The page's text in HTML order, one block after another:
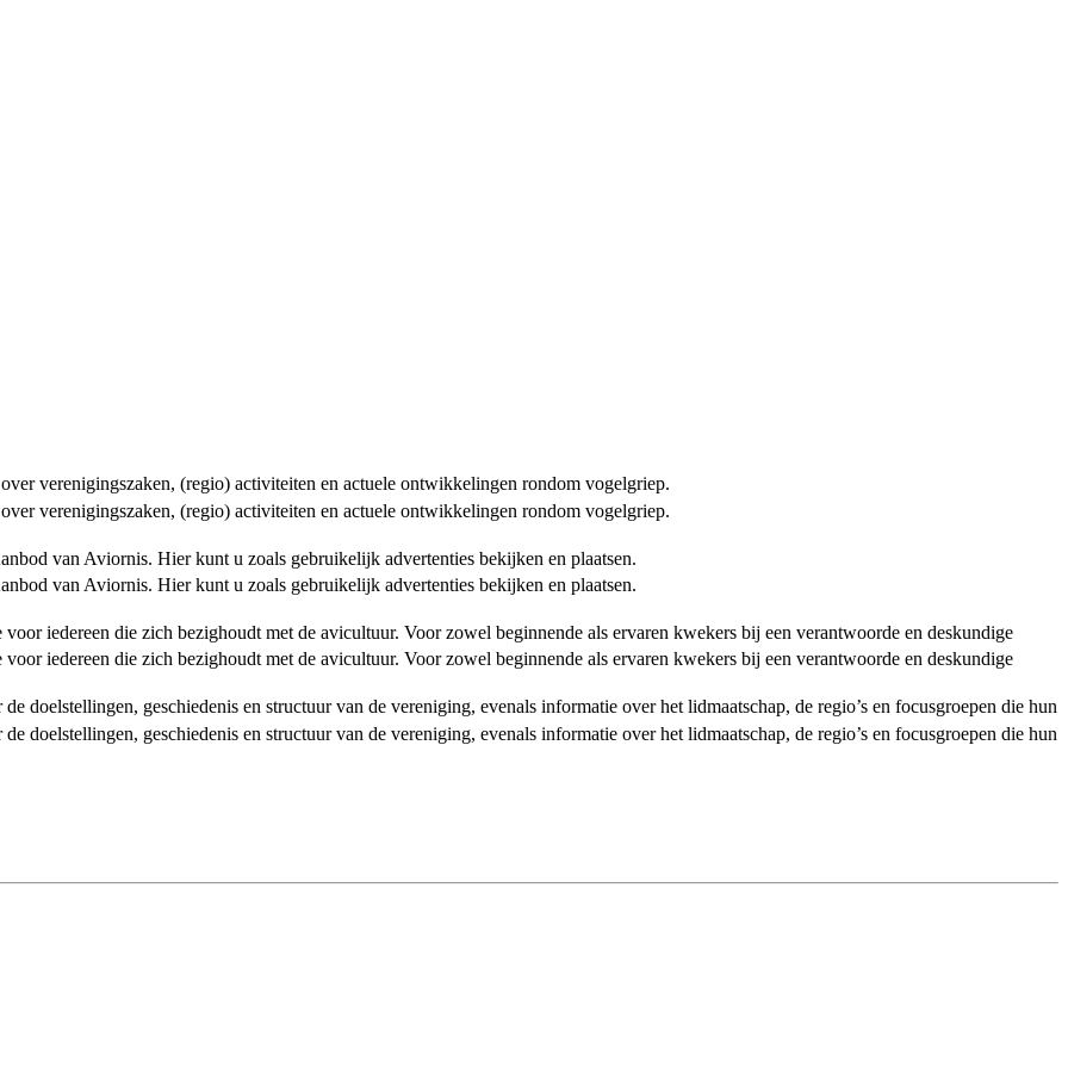
verenigingszaken, (regio) activiteiten en actuele ontwikkelingen rondom vogelgriep.
verenigingszaken, (regio) activiteiten en actuele ontwikkelingen rondom vogelgriep.
van Aviornis. Hier kunt u zoals gebruikelijk advertenties bekijken en plaatsen.
van Aviornis. Hier kunt u zoals gebruikelijk advertenties bekijken en plaatsen.
iedereen die zich bezighoudt met de avicultuur. Voor zowel beginnende als ervaren kwekers bij een verantwoorde en deskundige
iedereen die zich bezighoudt met de avicultuur. Voor zowel beginnende als ervaren kwekers bij een verantwoorde en deskundige
doelstellingen, geschiedenis en structuur van de vereniging, evenals informatie over het lidmaatschap, de regio’s en focusgroepen die hun
doelstellingen, geschiedenis en structuur van de vereniging, evenals informatie over het lidmaatschap, de regio’s en focusgroepen die hun